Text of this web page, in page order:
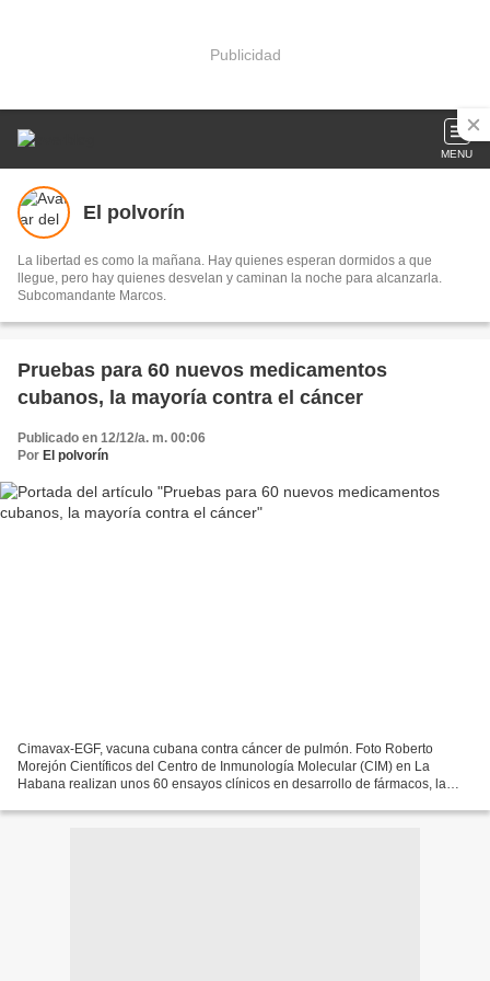
Publicidad
MENU
El polvorín
La libertad es como la mañana. Hay quienes esperan dormidos a que
llegue, pero hay quienes desvelan y caminan la noche para alcanzarla.
Subcomandante Marcos.
Pruebas para 60 nuevos medicamentos
cubanos, la mayoría contra el cáncer
Publicado en 12/12/a. m. 00:06
Por El polvorín
Cimavax-EGF, vacuna cubana contra cáncer de pulmón. Foto Roberto
Morejón Científicos del Centro de Inmunología Molecular (CIM) en La
Habana realizan unos 60 ensayos clínicos en desarrollo de fármacos, la